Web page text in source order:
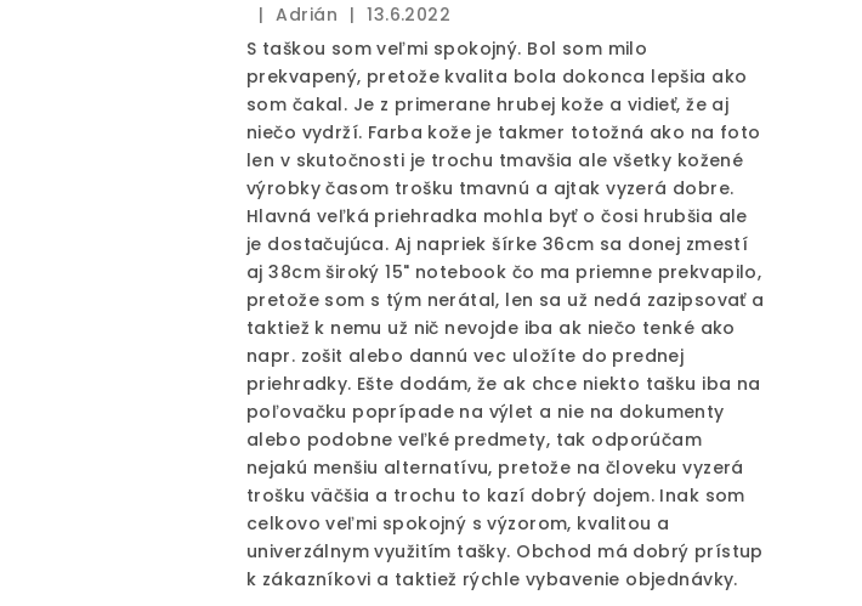
Hodnotenie
produktu
je
5
z
5
hviezdičiek.
| Adrián | 13.6.2022
S taškou som veľmi spokojný. Bol som milo
prekvapený, pretože kvalita bola dokonca lepšia ako
som čakal. Je z primerane hrubej kože a vidieť, že aj
niečo vydrží. Farba kože je takmer totožná ako na foto
len v skutočnosti je trochu tmavšia ale všetky kožené
výrobky časom trošku tmavnú a ajtak vyzerá dobre.
Hlavná veľká priehradka mohla byť o čosi hrubšia ale
je dostačujúca. Aj napriek šírke 36cm sa donej zmestí
aj 38cm široký 15" notebook čo ma priemne prekvapilo,
pretože som s tým nerátal, len sa už nedá zazipsovať a
taktiež k nemu už nič nevojde iba ak niečo tenké ako
napr. zošit alebo dannú vec uložíte do prednej
priehradky. Ešte dodám, že ak chce niekto tašku iba na
poľovačku poprípade na výlet a nie na dokumenty
alebo podobne veľké predmety, tak odporúčam
nejakú menšiu alternatívu, pretože na človeku vyzerá
trošku väčšia a trochu to kazí dobrý dojem. Inak som
celkovo veľmi spokojný s výzorom, kvalitou a
univerzálnym využitím tašky. Obchod má dobrý prístup
k zákazníkovi a taktiež rýchle vybavenie objednávky.